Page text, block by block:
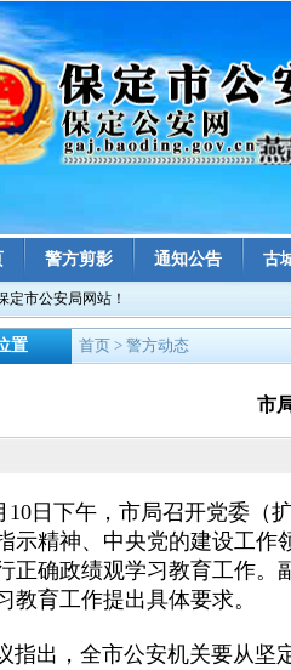
警方剪影 通知公告 古
定市公安局网站！
置 首页 > 警方动态
市
下午，市局召开党委（扩
示精神、中央党的建设工作
正确政绩观学习教育工作。
教育工作提出具体要求。
出，全市公安机关要从坚定